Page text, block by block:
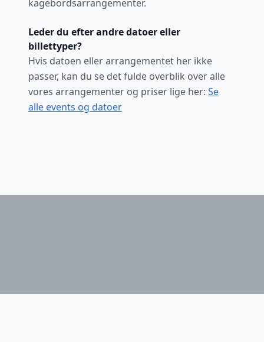
kagebordsarrangementer.
Leder du efter andre datoer eller
billettyper?
Hvis datoen eller arrangementet her ikke
passer, kan du se det fulde overblik over alle
vores arrangementer og priser lige her: Se
alle events og datoer
indbakke.
Vi sender små nyheder om kommende
kageevents, hvad der blomstrer i haven,
nye datoer og små historier fra livet i
Stenmaglehaven.